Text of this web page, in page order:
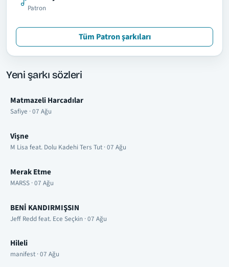
Patron
Tüm Patron şarkıları
Yeni şarkı sözleri
Matmazeli Harcadılar
Safiye · 07 Ağu
Vişne
M Lisa feat. Dolu Kadehi Ters Tut · 07 Ağu
Merak Etme
MARSS · 07 Ağu
BENİ KANDIRMIŞSIN
Jeff Redd feat. Ece Seçkin · 07 Ağu
Hileli
manifest · 07 Ağu